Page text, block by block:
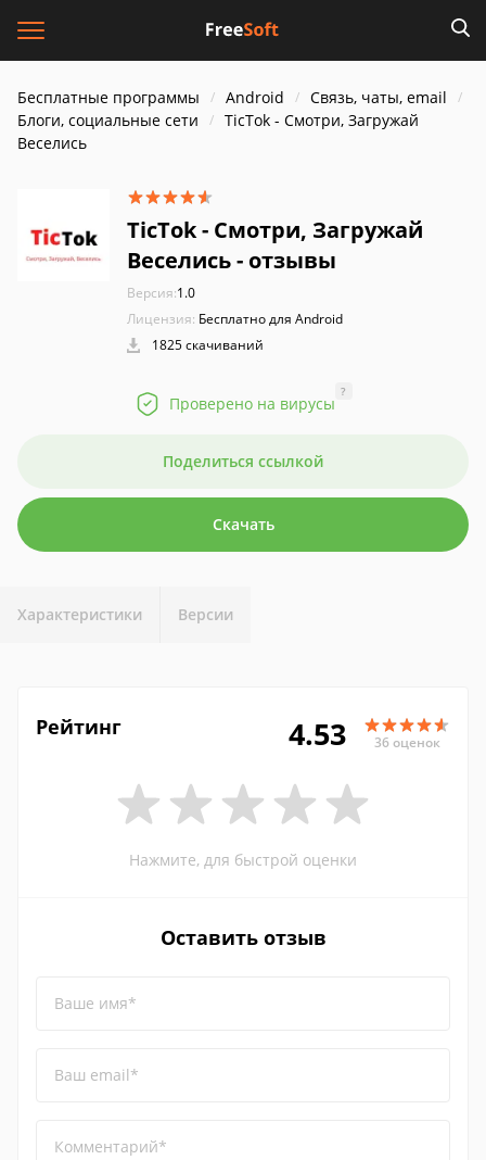
Бесплатные программы Android
Связь, чаты, email
Блоги, социальные сети
TicTok - Смотри, Загружай
Веселись
TicTok - Смотри, Загружай
Веселись - отзывы
Версия:1.0
Лицензия: Бесплатно для Android
1825 скачиваний
Проверено на вирусы
?
Поделиться ссылкой
Скачать
Характеристики Версии
Рейтинг 4.53 36 оценок
Нажмите, для быстрой оценки
Оставить отзыв
Ваше имя*
Ваш email*
Комментарий*